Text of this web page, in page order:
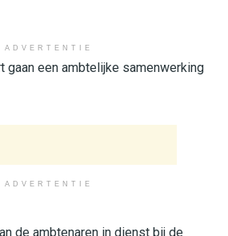
ADVERTENTIE
gaan een ambtelijke samenwerking
ADVERTENTIE
de ambtenaren in dienst bij de